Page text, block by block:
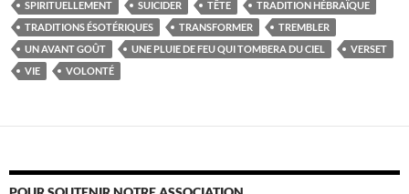
SPIRITUELLEMENT
SUICIDER TÊTE
TRADITION HÉBRAÏQUE
TRADITIONS ÉSOTÉRIQUES
TRANSFORMER
TREMBLER
UN AVANT GOÛT
UNE PLUIE DE FEU QUI TOMBERA DU CIEL
VERSET
VIE
VOLONTÉ